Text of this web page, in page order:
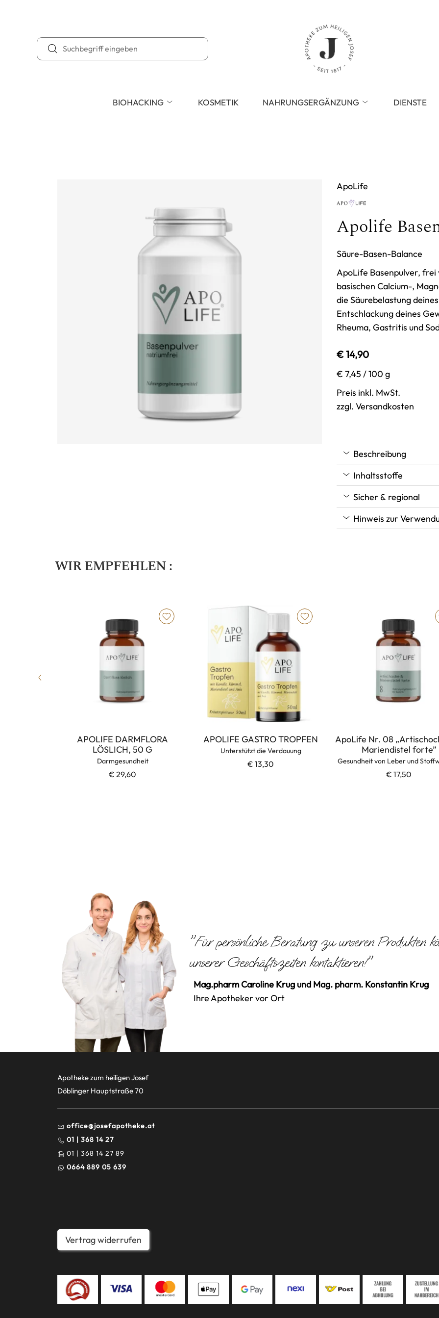
BIOHACKING KOSMETIK NAHRUNGSERGÄNZUNG DIENSTE
ApoLife
Apolife
Säure-Basen-Balance
ApoLife Basenpulver,
basischen Calcium-,
die Säurebelastung
Entschlackung deines
Rheuma, Gastritis und
€ 14,90
€ 7,45 / 100 g
Preis inkl. MwSt.
zzgl. Versandkosten
Beschreibung
Inhaltsstoffe
Sicher & regional
Hinweis zur
WIR EMPFEHLEN :
APOLIFE DARMFLORA
LÖSLICH, 50 G
Darmgesundheit
€ 29,60
APOLIFE GASTRO TROPFEN
Unterstützt die Verdauung
€ 13,30
ApoLife Nr. 08
Mariendistel forte”
Gesundheit von Leber und
€ 17,50
"Für persönliche Beratung zu unseren Produkten
unserer Geschäftszeiten kontaktieren!"
Mag.pharm Caroline Krug und Mag. pharm. Konstantin Krug
Ihre Apotheker vor Ort
Apotheke zum heiligen Josef
Döblinger Hauptstraße 70
office@josefapotheke.at
01 | 368 14 27
01 | 368 14 27 89
0664 889 05 639
Vertrag widerrufen